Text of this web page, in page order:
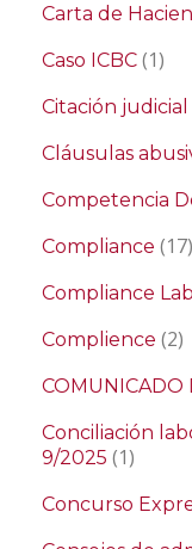
Carta de
Caso ICBC (1)
Citación judicial
Cláusulas
Competencia
Compliance (17)
Compliance
Complience (2)
COMUNICADO
Conciliación
9/2025 (1)
Concurso